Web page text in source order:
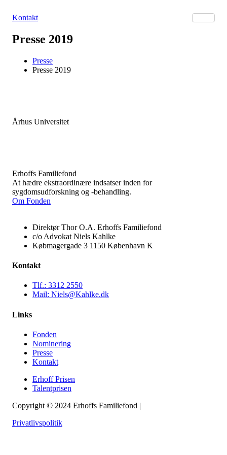
Kontakt
Presse 2019
Presse
Presse 2019
Århus Universitet
Erhoffs Familiefond
At hædre ekstraordinære indsatser inden for
sygdomsudforskning og -behandling.
Om Fonden
Direktør Thor O.A. Erhoffs Familiefond
c/o Advokat Niels Kahlke
Købmagergade 3 1150 København K
Kontakt
Tlf.: 3312 2550
Mail: Niels@Kahlke.dk
Links
Fonden
Nominering
Presse
Kontakt
Erhoff Prisen
Talentprisen
Copyright © 2024 Erhoffs Familiefond |
Privatlivspolitik